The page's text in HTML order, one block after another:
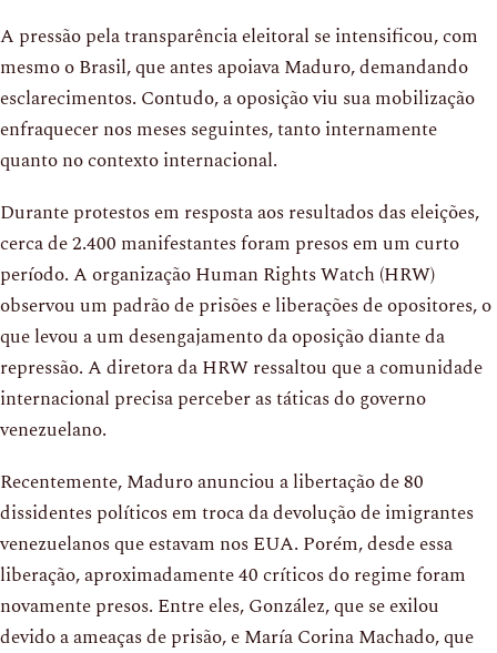
A pressão pela transparência eleitoral se intensificou, com
mesmo o Brasil, que antes apoiava Maduro, demandando
esclarecimentos. Contudo, a oposição viu sua mobilização
enfraquecer nos meses seguintes, tanto internamente
quanto no contexto internacional.
Durante protestos em resposta aos resultados das eleições,
cerca de 2.400 manifestantes foram presos em um curto
período. A organização Human Rights Watch (HRW)
observou um padrão de prisões e liberações de opositores, o
que levou a um desengajamento da oposição diante da
repressão. A diretora da HRW ressaltou que a comunidade
internacional precisa perceber as táticas do governo
venezuelano.
Recentemente, Maduro anunciou a libertação de 80
dissidentes políticos em troca da devolução de imigrantes
venezuelanos que estavam nos EUA. Porém, desde essa
liberação, aproximadamente 40 críticos do regime foram
novamente presos. Entre eles, González, que se exilou
devido a ameaças de prisão, e María Corina Machado, que